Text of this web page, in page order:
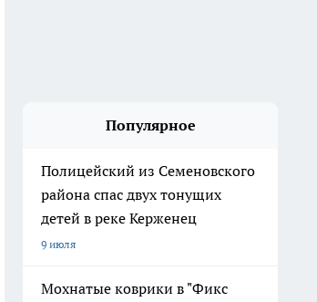
Популярное
Полицейский из Семеновского
района спас двух тонущих
детей в реке Керженец
9 июля
Мохнатые коврики в "Фикс